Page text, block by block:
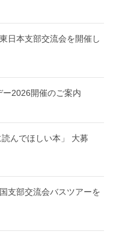
日本支部交流会を開催し
ー2026開催のご案内
んでほしい本」 大募
支部交流会バスツアーを